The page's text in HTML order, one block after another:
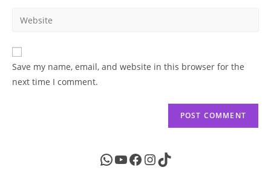
address
comment
Enter
website
URL
(optional)
Save my name, email, and website in this browser for the
next time I comment.
WhatsApp
YouTube
Facebook
Instagram
TikTok